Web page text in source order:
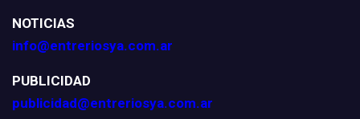
NOTICIAS
info@entreriosya.com.ar
PUBLICIDAD
publicidad@entreriosya.com.ar